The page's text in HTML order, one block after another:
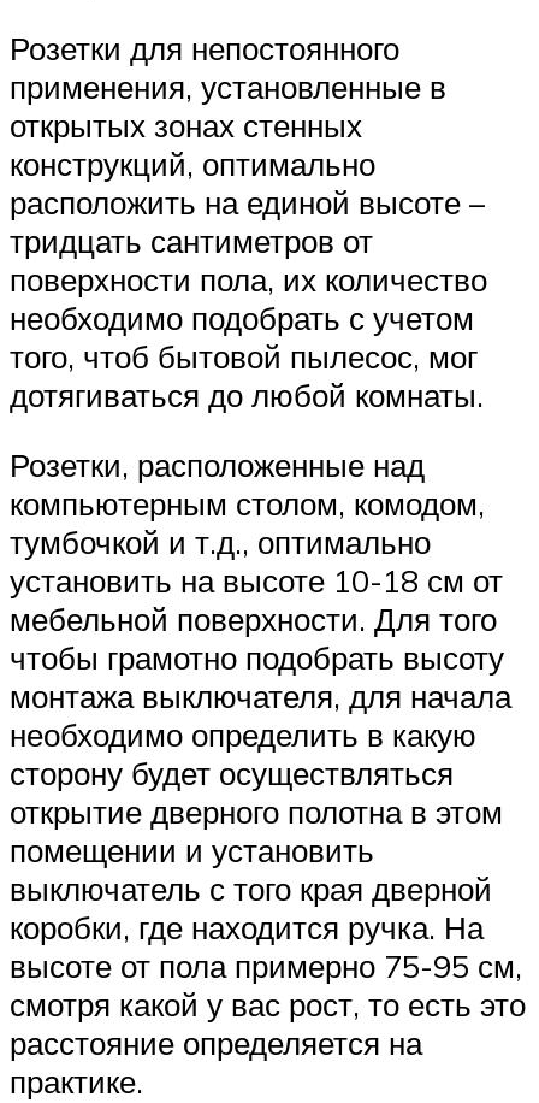
Розетки для непостоянного
применения, установленные в
открытых зонах стенных
конструкций, оптимально
расположить на единой высоте –
тридцать сантиметров от
поверхности пола, их количество
необходимо подобрать с учетом
того, чтоб бытовой пылесос, мог
дотягиваться до любой комнаты.
Розетки, расположенные над
компьютерным столом, комодом,
тумбочкой и т.д., оптимально
установить на высоте 10-18 см от
мебельной поверхности. Для того
чтобы грамотно подобрать высоту
монтажа выключателя, для начала
необходимо определить в какую
сторону будет осуществляться
открытие дверного полотна в этом
помещении и установить
выключатель с того края дверной
коробки, где находится ручка. На
высоте от пола примерно 75-95 см,
смотря какой у вас рост, то есть это
расстояние определяется на
практике.